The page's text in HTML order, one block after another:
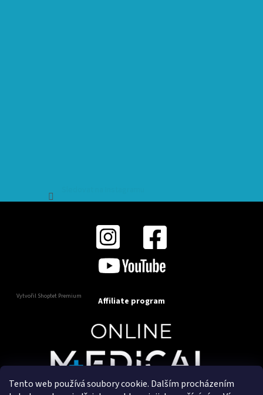
Tento web používá soubory cookie. Dalším procházením
Vytvořil Shoptet Premium Affiliate program